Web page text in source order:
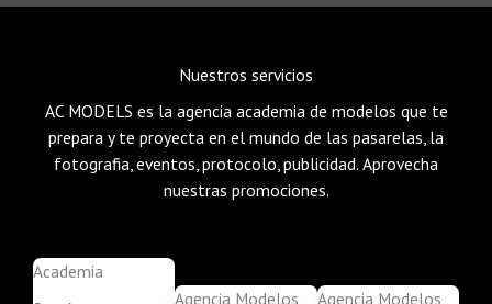
Nuestros servicios
AC MODELS es la agencia academia de modelos que te
prepara y te proyecta en el mundo de las pasarelas, la
fotografia, eventos, protocolo, publicidad. Aprovecha
nuestras promociones.
Academia
Agencia Modelos Agencia Modelos